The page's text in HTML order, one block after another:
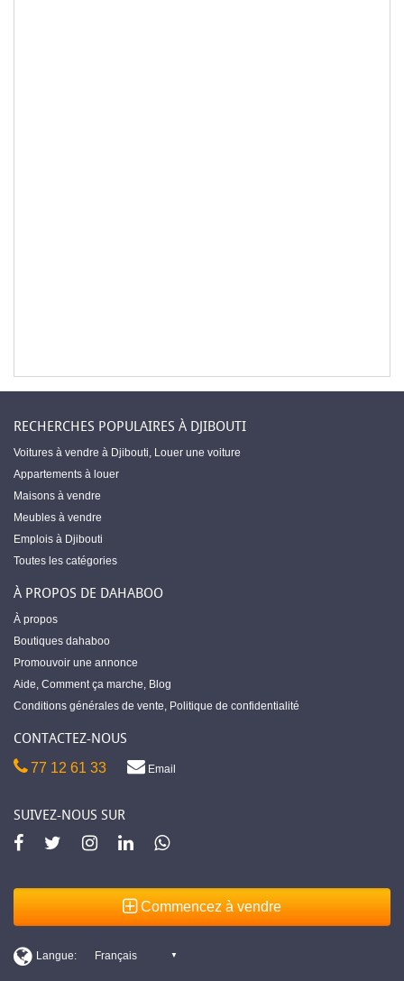
RECHERCHES POPULAIRES À DJIBOUTI
Voitures à vendre à Djibouti, Louer une voiture
Appartements à louer
Maisons à vendre
Meubles à vendre
Emplois à Djibouti
Toutes les catégories
À PROPOS DE DAHABOO
À propos
Boutiques dahaboo
Promouvoir une annonce
Aide, Comment ça marche, Blog
Conditions générales de vente, Politique de confidentialité
CONTACTEZ-NOUS
77 12 61 33 Email
SUIVEZ-NOUS SUR
Commencez à vendre